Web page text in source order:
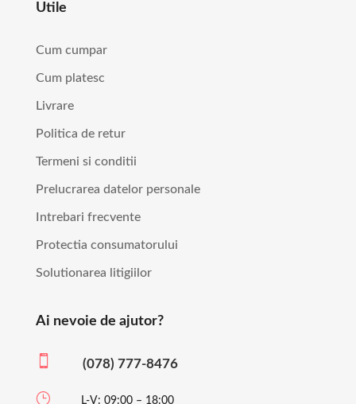
Utile
Cum cumpar
Cum platesc
Livrare
Politica de retur
Termeni si conditii
Prelucrarea datelor personale
Intrebari frecvente
Protectia consumatorului
Solutionarea litigiilor
Ai nevoie de ajutor?
 (078) 777-8476
} L-V: 09:00 – 18:00